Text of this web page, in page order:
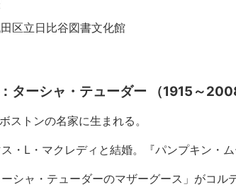
区立日比谷図書文化館
ターシャ・テューダー （1915～
ンの名家に生まれる。
マクレディと結婚。『パンプキン・ム
ーシャ・テューダーのマザーグース」がコル